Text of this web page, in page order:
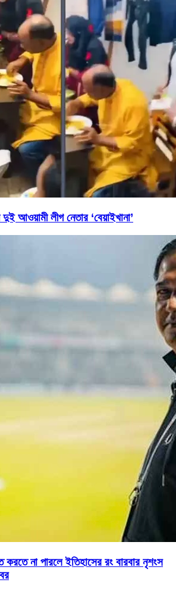
দুই আওয়ামী লীগ নেতার ‘বেয়াইখানা’
করতে না পারলে ইতিহাসের রং বারবার নৃশংস